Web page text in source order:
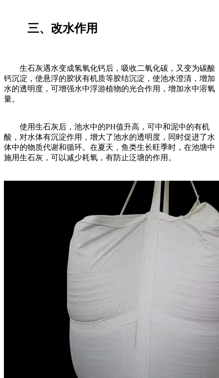
三、改水作用
生石灰遇水变成氢氧化钙后，吸收二氧化碳，又变为碳酸
钙沉淀，使悬浮的胶状有机质等胶结沉淀，使池水澄清，增加
水的透明度，可增强水中浮游植物的光合作用，增加水中溶氧
量。
使用生石灰后，池水中的PH值升高，可中和泥中的有机
酸，对水体有沉淀作用，增大了池水的透明度，同时促进了水
体中的物质代谢和循环。在夏天，鱼类生长旺季时，在池塘中
施用生石灰，可以减少耗氧，有防止泛塘的作用。